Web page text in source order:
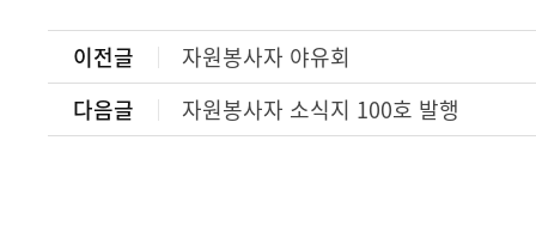
이전글
자원봉사자 야유회
다음글
자원봉사자 소식지 100호 발행